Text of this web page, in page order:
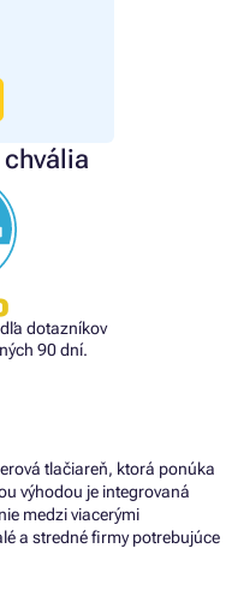
dotazníkov
90 dní.
tlačiareň, ktorá ponúka
výhodou je integrovaná
medzi viacerými
a stredné firmy potrebujúce